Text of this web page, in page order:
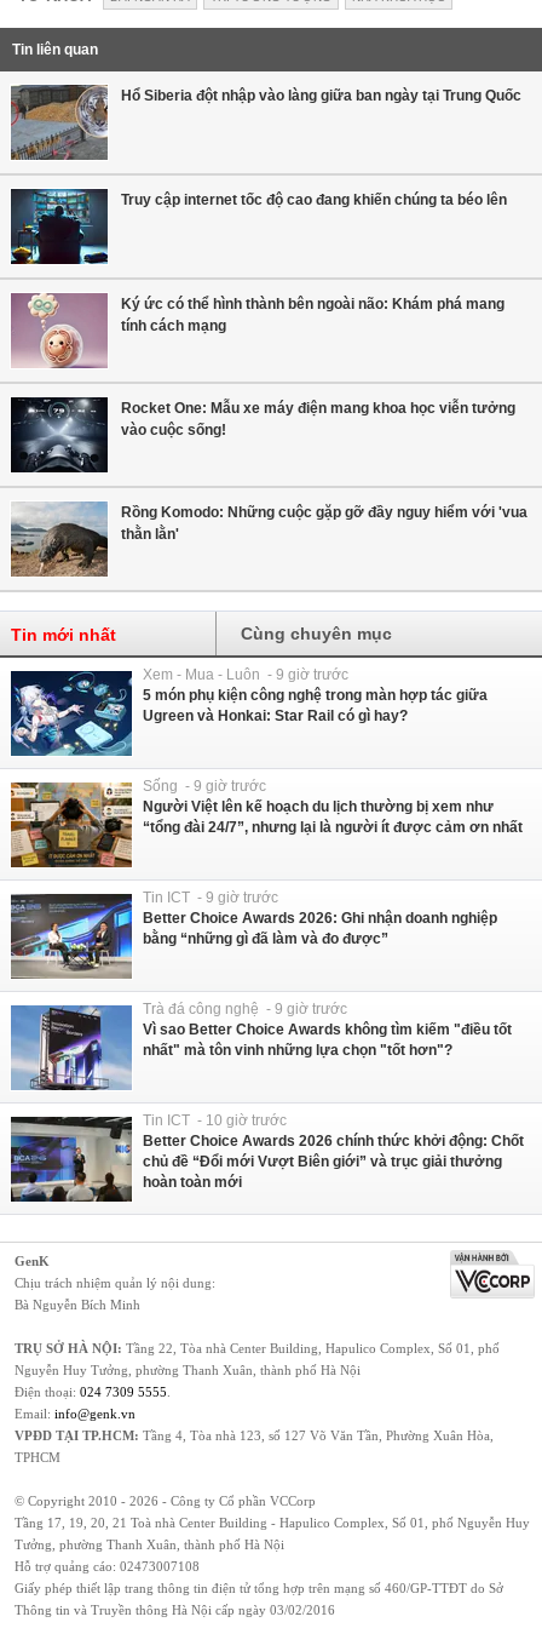
Tin liên quan
Hổ Siberia đột nhập vào làng giữa ban ngày tại Trung Quốc
Truy cập internet tốc độ cao đang khiến chúng ta béo lên
Ký ức có thể hình thành bên ngoài não: Khám phá mang
tính cách mạng
Rocket One: Mẫu xe máy điện mang khoa học viễn tưởng
vào cuộc sống!
Rồng Komodo: Những cuộc gặp gỡ đầy nguy hiểm với 'vua
thằn lằn'
Tin mới nhất Cùng chuyên mục
Xem - Mua - Luôn - 9 giờ trước
5 món phụ kiện công nghệ trong màn hợp tác giữa
Ugreen và Honkai: Star Rail có gì hay?
Sống - 9 giờ trước
Người Việt lên kế hoạch du lịch thường bị xem như
“tổng đài 24/7”, nhưng lại là người ít được cảm ơn nhất
Tin ICT - 9 giờ trước
Better Choice Awards 2026: Ghi nhận doanh nghiệp
bằng “những gì đã làm và đo được”
Trà đá công nghệ - 9 giờ trước
Vì sao Better Choice Awards không tìm kiếm "điều tốt
nhất" mà tôn vinh những lựa chọn "tốt hơn"?
Tin ICT - 10 giờ trước
Better Choice Awards 2026 chính thức khởi động: Chốt
chủ đề “Đổi mới Vượt Biên giới” và trục giải thưởng
hoàn toàn mới
GenK
Chịu trách nhiệm quản lý nội dung:
Bà Nguyễn Bích Minh
TRỤ SỞ HÀ NỘI: Tầng 22, Tòa nhà Center Building, Hapulico Complex, Số 01, phố
Nguyễn Huy Tưởng, phường Thanh Xuân, thành phố Hà Nội
Điện thoại: 024 7309 5555
Email: info@genk.vn
VPĐD TẠI TP.HCM: Tầng 4, Tòa nhà 123, số 127 Võ Văn Tần, Phường Xuân Hòa,
TPHCM
© Copyright 2010 - 2026 - Công ty Cổ phần VCCorp
Tầng 17, 19, 20, 21 Toà nhà Center Building - Hapulico Complex, Số 01, phố Nguyễn Huy
Tưởng, phường Thanh Xuân, thành phố Hà Nội
Hỗ trợ quảng cáo: 02473007108
Giấy phép thiết lập trang thông tin điện tử tổng hợp trên mạng số 460/GP-TTĐT do Sở
Thông tin và Truyền thông Hà Nội cấp ngày 03/02/2016